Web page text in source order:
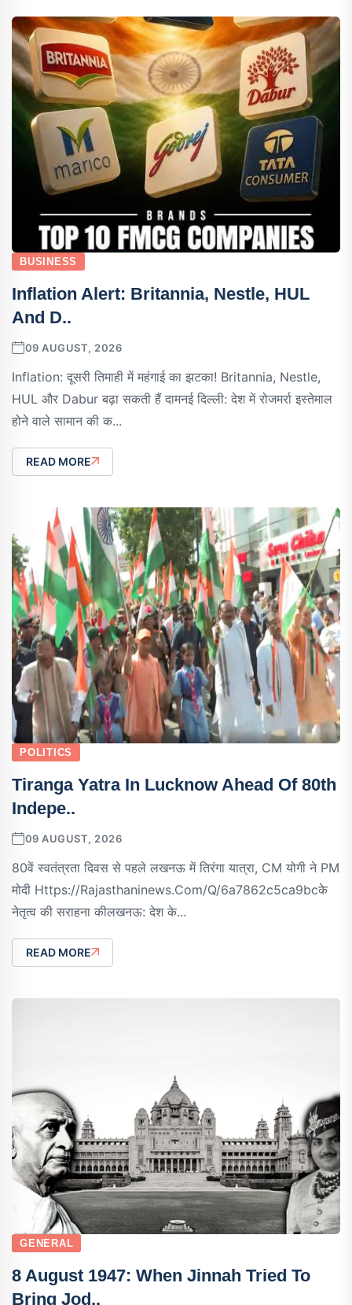
BUSINESS
Inflation Alert: Britannia, Nestle, HUL
And D..
09 AUGUST, 2026
Inflation: दूसरी तिमाही में महंगाई का झटका! Britannia, Nestle,
HUL और Dabur बढ़ा सकती हैं दामनई दिल्ली: देश में रोजमर्रा इस्तेमाल
होने वाले सामान की क...
READ MORE
POLITICS
Tiranga Yatra In Lucknow Ahead Of 80th
Indepe..
09 AUGUST, 2026
80वें स्वतंत्रता दिवस से पहले लखनऊ में तिरंगा यात्रा, CM योगी ने PM
मोदी Https://rajasthaninews.com/q/6a7862c5ca9bcके
नेतृत्व की सराहना कीलखनऊ: देश के...
READ MORE
GENERAL
8 August 1947: When Jinnah Tried To
Bring Jod..